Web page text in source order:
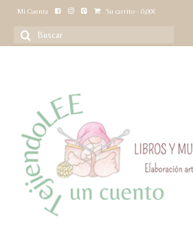
Mi Cuenta Su carrito - 0,00€
Buscar
por: